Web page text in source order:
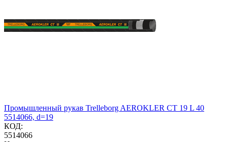
Промышленный рукав Trelleborg AEROKLER CT 19 L 40
5514066, d=19
КОД:
5514066